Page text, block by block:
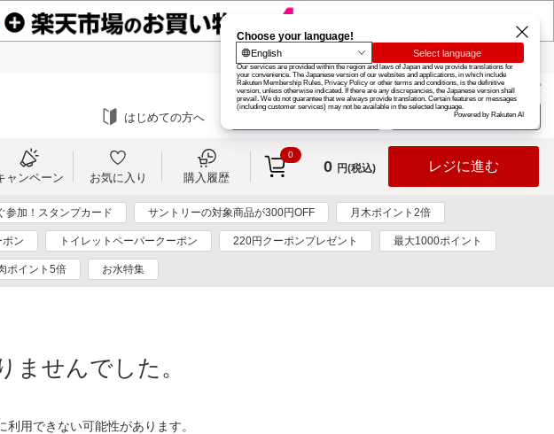
楽天グループ カード
お知らせ ヘルプ
はじめての方へ ログイン
ャンペーン お気に入り 購入履歴
0
0 円(税込) レジに進む
参加！スタンプカード サントリーの対象商品が300円OFF 月木ポイント2倍
ン トイレットペーパークーポン 220円クーポンプレゼント 最大1000ポイント
ポイント5倍 お水特集
ませんでした。
用できない可能性があります。